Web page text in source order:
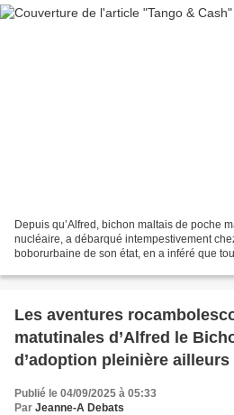
Depuis qu’Alfred, bichon maltais de poche
nucléaire, a débarqué intempestivement
boborurbaine de son état, en a inféré que
Les aventures
matutinales d’Alfred le
d’adoption pleinière
Publié le 04/09/2025 à 05:33
Par Jeanne-A Debats